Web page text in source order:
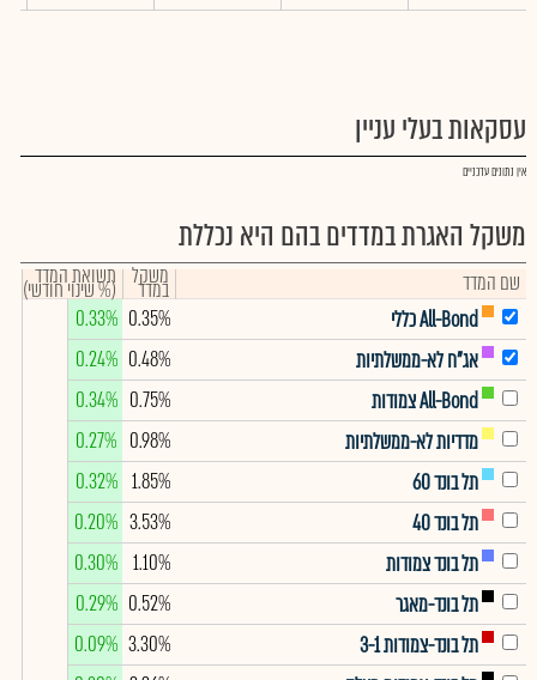
עסקאות בעלי עניין
אין נתונים עדכניים
משקל האגרת במדדים בהם היא נכללת
שם המדד משקל
במדד תשואת המדד
(% שינוי חודשי)
All-Bond כללי
0.35%
0.33%
אג"ח לא-ממשלתיות
0.48%
0.24%
All-Bond צמודות
0.75%
0.34%
מדדיות לא-ממשלתיות
0.98%
0.27%
תל בונד 60
1.85%
0.32%
תל בונד 40
3.53%
0.20%
תל בונד צמודות
1.10%
0.30%
תל בונד-מאגר
0.52%
0.29%
תל בונד-צמודות 3-1
3.30%
0.09%